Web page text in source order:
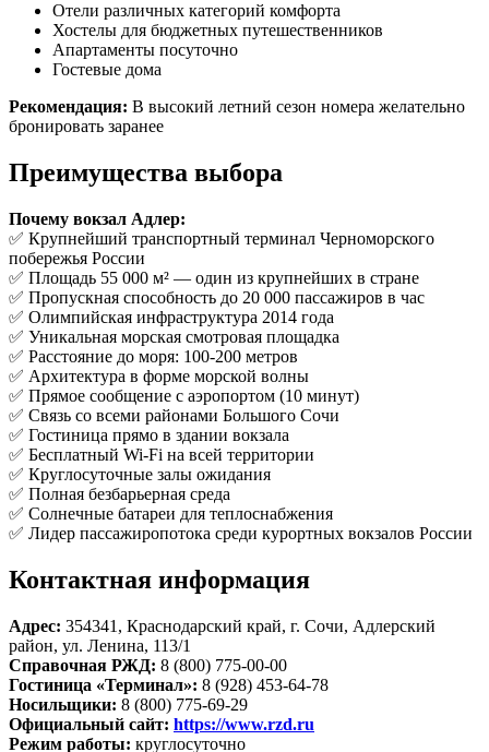
Отели различных категорий комфорта
Хостелы для бюджетных путешественников
Апартаменты посуточно
Гостевые дома
Рекомендация: В высокий летний сезон номера желательно
бронировать заранее
Преимущества выбора
Почему вокзал Адлер:
✅ Крупнейший транспортный терминал Черноморского
побережья России
✅ Площадь 55 000 м² — один из крупнейших в стране
✅ Пропускная способность до 20 000 пассажиров в час
✅ Олимпийская инфраструктура 2014 года
✅ Уникальная морская смотровая площадка
✅ Расстояние до моря: 100-200 метров
✅ Архитектура в форме морской волны
✅ Прямое сообщение с аэропортом (10 минут)
✅ Связь со всеми районами Большого Сочи
✅ Гостиница прямо в здании вокзала
✅ Бесплатный Wi-Fi на всей территории
✅ Круглосуточные залы ожидания
✅ Полная безбарьерная среда
✅ Солнечные батареи для теплоснабжения
✅ Лидер пассажиропотока среди курортных вокзалов России
Контактная информация
Адрес: 354341, Краснодарский край, г. Сочи, Адлерский
район, ул. Ленина, 113/1
Справочная РЖД: 8 (800) 775-00-00
Гостиница «Терминал»: 8 (928) 453-64-78
Носильщики: 8 (800) 775-69-29
Официальный сайт: https://www.rzd.ru
Режим работы: круглосуточно